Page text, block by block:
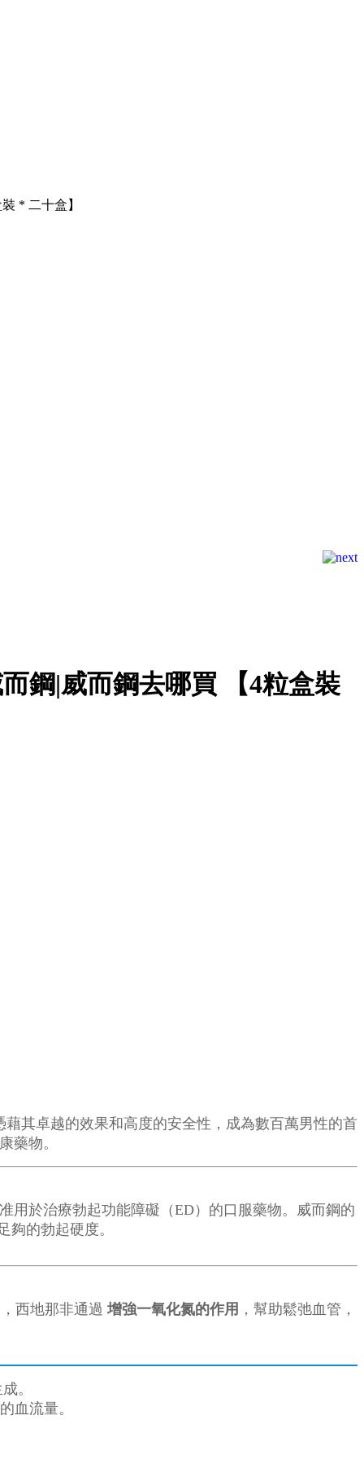
* 二十盒】
鋼|威而鋼去哪買 【4粒盒裝
藉其卓越的效果和高度的安全性，成為數百萬男性的首
藥物。
用於治療勃起功能障礙（ED）的口服藥物。威而鋼的
夠的勃起硬度。
西地那非通過 增強一氧化氮的作用 ，幫助鬆弛血管，
。
血流量。